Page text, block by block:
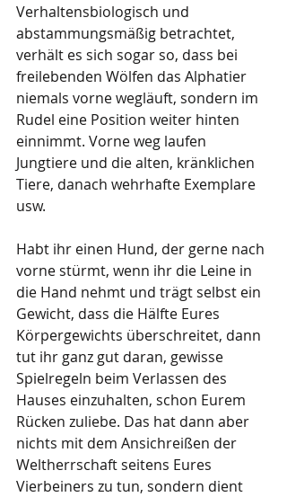
Verhaltensbiologisch und
abstammungsmäßig betrachtet,
verhält es sich sogar so, dass bei
freilebenden Wölfen das Alphatier
niemals vorne wegläuft, sondern im
Rudel eine Position weiter hinten
einnimmt. Vorne weg laufen
Jungtiere und die alten, kränklichen
Tiere, danach wehrhafte Exemplare
usw.
Habt ihr einen Hund, der gerne nach
vorne stürmt, wenn ihr die Leine in
die Hand nehmt und trägt selbst ein
Gewicht, dass die Hälfte Eures
Körpergewichts überschreitet, dann
tut ihr ganz gut daran, gewisse
Spielregeln beim Verlassen des
Hauses einzuhalten, schon Eurem
Rücken zuliebe. Das hat dann aber
nichts mit dem Ansichreißen der
Weltherrschaft seitens Eures
Vierbeiners zu tun, sondern dient